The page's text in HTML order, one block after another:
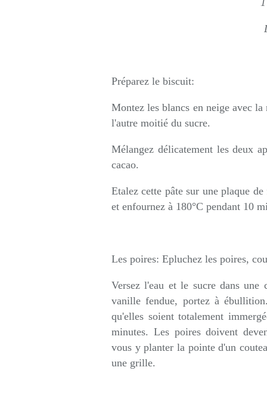
Préparez le biscuit:
Montez les blancs en neige avec
l'autre moitié du sucre.
Mélangez délicatement les deux
cacao.
Etalez cette pâte sur une plaque
et enfournez à 180°C pendant 10
Les poires: Epluchez les poires,
Versez l'eau et le sucre dans
vanille fendue, portez à
qu'elles soient totalement
minutes. Les poires doivent
vous y planter la pointe d'un
une grille.